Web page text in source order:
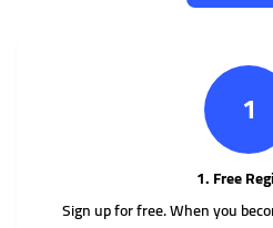
1
1. Free
Sign up for free. When you